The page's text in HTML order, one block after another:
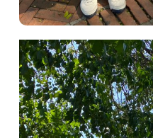
บริการอื่นๆ
ติดต่อเรา